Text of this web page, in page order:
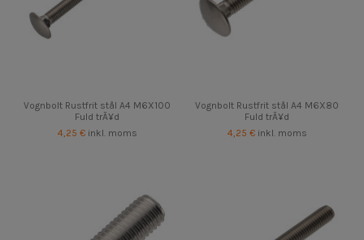
Vognbolt Rustfrit stål A4 M6X100
Fuld trÃ¥d
4,25 € inkl. moms
Vognbolt Rustfrit stål A4 M6X80
Fuld trÃ¥d
4,25 € inkl. moms